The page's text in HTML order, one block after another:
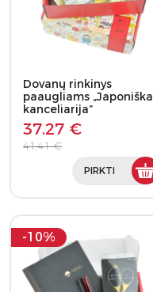
Dovanų rinkinys
paaugliams „Japoniška
kanceliarija”
37.27 €
41.41 €
PIRKTI
-10%